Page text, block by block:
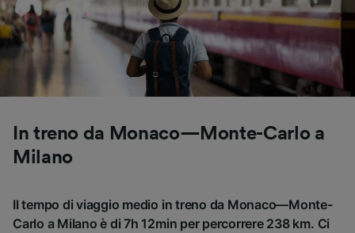
In treno da Monaco—Monte-Carlo a
Milano
Il tempo di viaggio medio in treno da Monaco—Monte-
Carlo a Milano è di 7h 12min per percorrere 238 km. Ci